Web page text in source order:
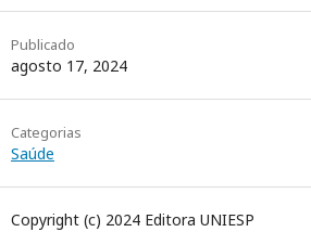
Publicado
agosto 17, 2024
Categorias
Saúde
Copyright (c) 2024 Editora UNIESP